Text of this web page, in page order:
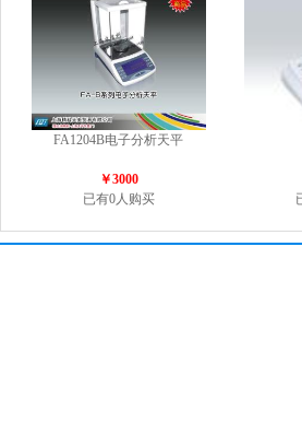
FA1204B电子分析天平
￥3000
已有0人购买